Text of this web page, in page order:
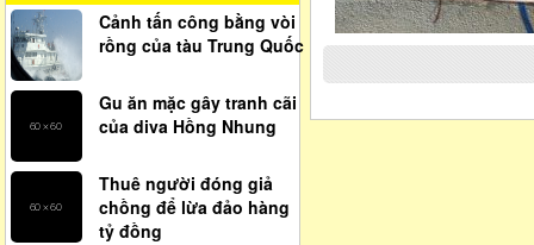
Cảnh tấn công bằng vòi
rồng của tàu Trung Quốc
Gu ăn mặc gây tranh cãi
của diva Hồng Nhung
Thuê người đóng giả
chồng để lừa đảo hàng
tỷ đồng